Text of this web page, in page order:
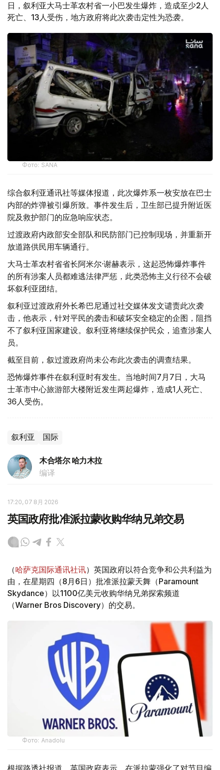
日，叙利亚大马士革农村省一小巴发生爆炸，造成至少2人
死亡、13人受伤，地方政府将此次袭击定性为恐袭。
Фото: SANA
综合叙利亚通讯社等媒体报道，此次爆炸系一枚安放在巴士
内部的炸弹被引爆所致。事件发生后，卫生部已提升附近医
院及救护部门的应急响应状态。
过渡政府内政部安全部队和民防部门已控制现场，并重新开
放道路供民用车辆通行。
大马士革农村省省长阿米尔·谢赫表示，这起恐怖爆炸事件
的所有涉案人员都难逃法律严惩，此类恐怖主义行径不会破
坏叙利亚团结。
叙利亚过渡政府外长希巴尼通过社交媒体发文谴责此次袭
击，他表示，针对平民的袭击和破坏安全稳定的企图，阻挡
不了叙利亚国家建设。叙利亚将继续保护民众，追查涉案人
员。
截至目前，叙过渡政府尚未公布此次袭击的调查结果。
恐怖爆炸事件在叙利亚时有发生。当地时间7月7日，大马
士革市中心旅游部大楼附近发生两起爆炸，造成1人死亡、
36人受伤。
叙利亚 国际
木合塔尔 哈力木拉
编译
17:20, 07 8月 2026
英国政府批准派拉蒙收购华纳兄弟交易
（哈萨克国际通讯社讯）英国政府以符合竞争和公共利益为
由，在星期四（8月6日）批准派拉蒙天舞（Paramount
Skydance）以1100亿美元收购华纳兄弟探索频道
（Warner Bros Discovery）的交易。
Фото: Аnadolu
根据路透社报道，英国政府表示，在派拉蒙强化了对节目编